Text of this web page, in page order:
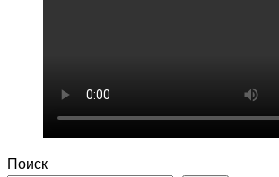
Поиск